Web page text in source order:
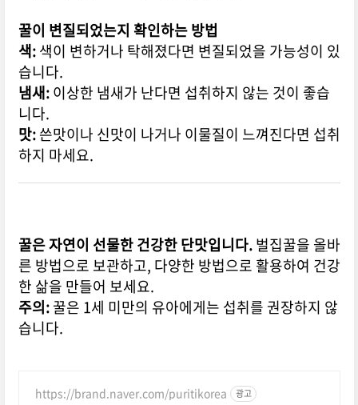
꿀이 변질되었는지 확인하는 방법
색:색이 변하거나 탁해졌다면 변질되었을 가능성이 있
습니다.
냄새:이상한 냄새가 난다면 섭취하지 않는 것이 좋습
니다.
맛:쓴맛이나 신맛이 나거나 이물질이 느껴진다면 섭취
하지 마세요.
꿀은 자연이 선물한 건강한 단맛입니다.벌집꿀을 올바
른 방법으로 보관하고, 다양한 방법으로 활용하여 건강
한 삶을 만들어 보세요.
주의:꿀은 1세 미만의 유아에게는 섭취를 권장하지 않
습니다.
https://brand.naver.com/puritikorea 광고